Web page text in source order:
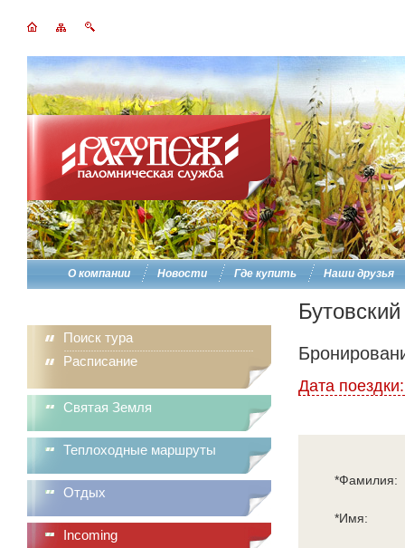
О компании Новости Где купить Наши друзья
Поиск тура
Расписание
Святая Земля
Теплоходные маршруты
Отдых
Incoming
Дата
*Фамилия:
*Имя: